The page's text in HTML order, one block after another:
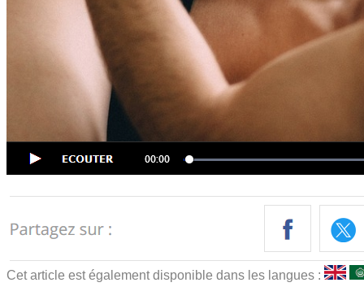
Cet article est également disponible dans les langues :